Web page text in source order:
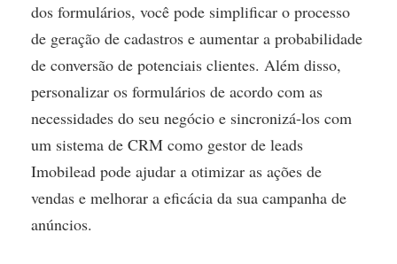
dos formulários, você pode simplificar o processo
de geração de cadastros e aumentar a probabilidade
de conversão de potenciais clientes. Além disso,
personalizar os formulários de acordo com as
necessidades do seu negócio e sincronizá-los com
um sistema de CRM como gestor de leads
Imobilead pode ajudar a otimizar as ações de
vendas e melhorar a eficácia da sua campanha de
anúncios.